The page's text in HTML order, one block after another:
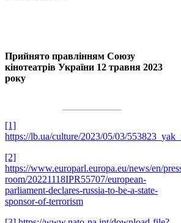
Прийнято правлінням Союзу
кінотеатрів України 12 травня 2023
року
[1]
https://lb.ua/culture/2023/05/03/
[2]
https://www.europarl.europa.eu/news/en/
room/20221118IPR55707/european-
parliament-declares-russia-to-be-a-state-
sponsor-of-terrorism